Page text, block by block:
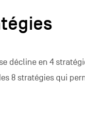
décline en 4
8 stratégies qui